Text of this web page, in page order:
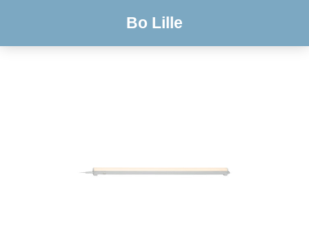
Bo Lille